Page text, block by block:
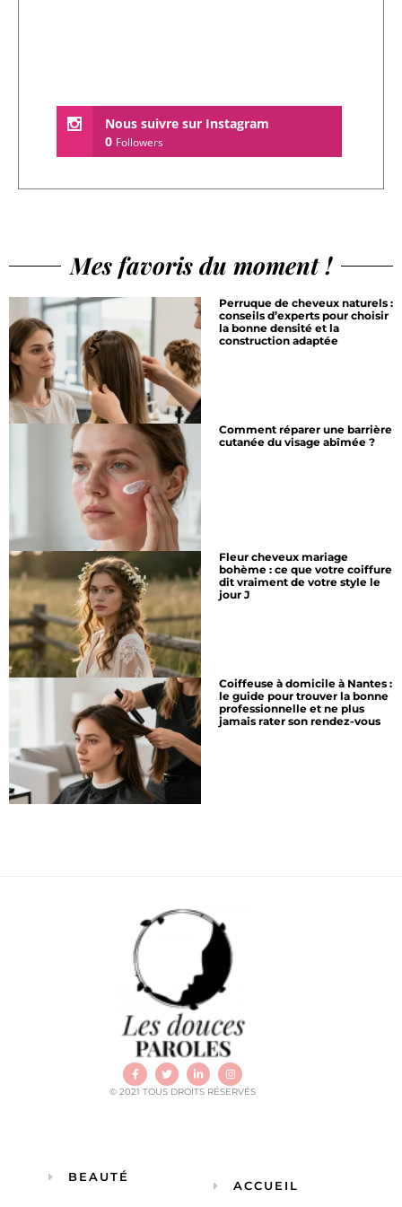
Nous suivre sur Instagram
0 Followers
Mes favoris du moment !
Perruque de cheveux naturels :
conseils d’experts pour choisir
la bonne densité et la
construction adaptée
Comment réparer une barrière
cutanée du visage abîmée ?
Fleur cheveux mariage
bohème : ce que votre coiffure
dit vraiment de votre style le
jour J
Coiffeuse à domicile à Nantes :
le guide pour trouver la bonne
professionnelle et ne plus
jamais rater son rendez-vous
© 2021 TOUS DROITS RÉSERVÉS
BEAUTÉ
ACCUEIL